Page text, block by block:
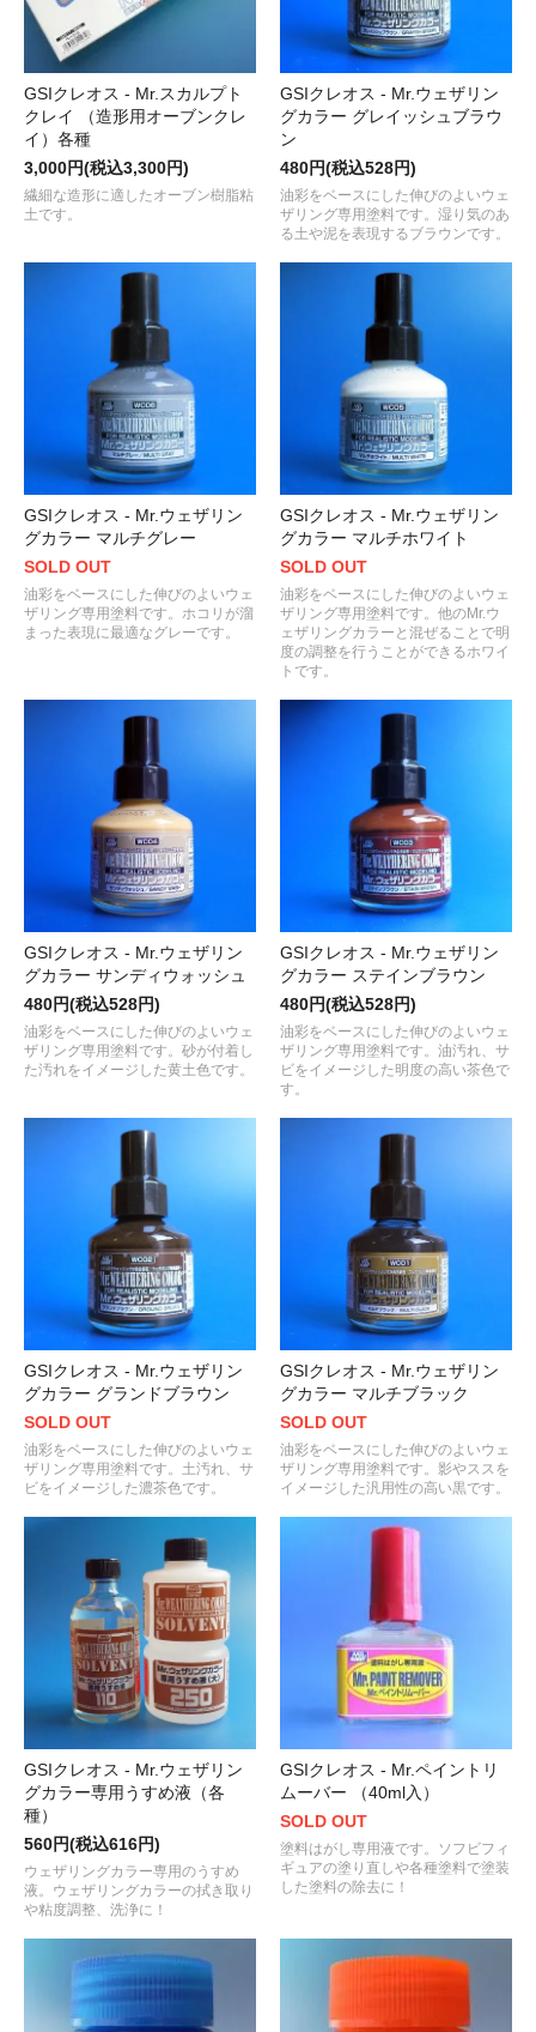
GSIクレオス - Mr.スカルプト
クレイ （造形用オーブンクレ
イ）各種
3,000円(税込3,300円)
繊細な造形に適したオーブン樹脂粘
土です。
GSIクレオス - Mr.ウェザリン
グカラー グレイッシュブラウ
ン
480円(税込528円)
油彩をベースにした伸びのよいウェ
ザリング専用塗料です。湿り気のあ
る土や泥を表現するブラウンです。
GSIクレオス - Mr.ウェザリン
グカラー マルチグレー
SOLD OUT
油彩をベースにした伸びのよいウェ
ザリング専用塗料です。ホコリが溜
まった表現に最適なグレーです。
GSIクレオス - Mr.ウェザリン
グカラー マルチホワイト
SOLD OUT
油彩をベースにした伸びのよいウェ
ザリング専用塗料です。他のMr.ウ
ェザリングカラーと混ぜることで明
度の調整を行うことができるホワイ
トです。
GSIクレオス - Mr.ウェザリン
グカラー サンディウォッシュ
480円(税込528円)
油彩をベースにした伸びのよいウェ
ザリング専用塗料です。砂が付着し
た汚れをイメージした黄土色です。
GSIクレオス - Mr.ウェザリン
グカラー ステインブラウン
480円(税込528円)
油彩をベースにした伸びのよいウェ
ザリング専用塗料です。油汚れ、サ
ビをイメージした明度の高い茶色で
す。
GSIクレオス - Mr.ウェザリン
グカラー グランドブラウン
SOLD OUT
油彩をベースにした伸びのよいウェ
ザリング専用塗料です。土汚れ、サ
ビをイメージした濃茶色です。
GSIクレオス - Mr.ウェザリン
グカラー マルチブラック
SOLD OUT
油彩をベースにした伸びのよいウェ
ザリング専用塗料です。影やススを
イメージした汎用性の高い黒です。
GSIクレオス - Mr.ウェザリン
グカラー専用うすめ液（各
種）
560円(税込616円)
ウェザリングカラー専用のうすめ
液。ウェザリングカラーの拭き取り
や粘度調整、洗浄に！
GSIクレオス - Mr.ペイントリ
ムーバー （40ml入）
SOLD OUT
塗料はがし専用液です。ソフビフィ
ギュアの塗り直しや各種塗料で塗装
した塗料の除去に！